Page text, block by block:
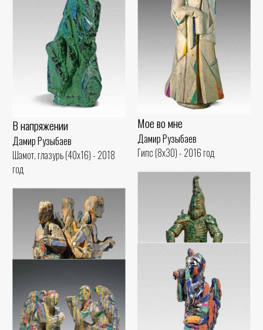
Мое во мне
Дамир Рузыбаев
Гипс (8x30) - 2016 год
В напряжении
Дамир Рузыбаев
Шамот, глазурь (40x16) - 2018
год